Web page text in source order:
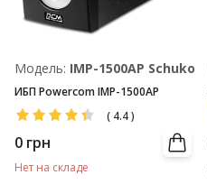
Модель: IMP-1500AP Schuko
ИБП Powercom IMP-1500AP
( 4.4)
0 грн
Нет на складе